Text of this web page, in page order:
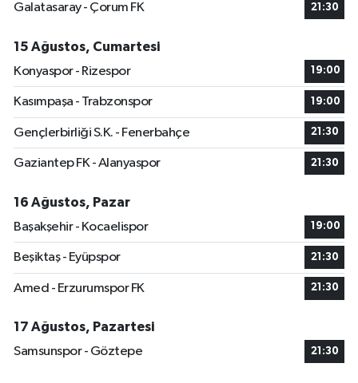
Galatasaray - Çorum FK
21:30
15 Ağustos, Cumartesi
Konyaspor - Rizespor
19:00
Kasımpaşa - Trabzonspor 19:00
Gençlerbirliği S.K. - Fenerbahçe 21:30
Gaziantep FK - Alanyaspor 21:30
16 Ağustos, Pazar
Başakşehir - Kocaelispor
19:00
Beşiktaş - Eyüpspor 21:30
Amed - Erzurumspor FK 21:30
17 Ağustos, Pazartesi
Samsunspor - Göztepe
21:30